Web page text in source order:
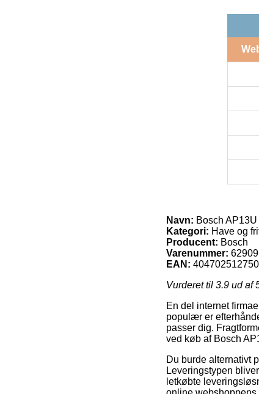
Navn: Bosch
Kategori: Have og
Producent: Bosch
Varenummer:
EAN:
Vurderet til 3.9 ud af
En del internet
populær er
passer dig.
ved køb af Bosch
Du burde alternativt
Leveringstypen
letkøbte